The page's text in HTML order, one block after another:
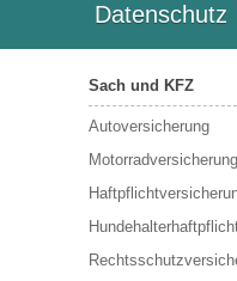
Datenschutz
Sach und KFZ
Autoversicherung
Motorradversicherung